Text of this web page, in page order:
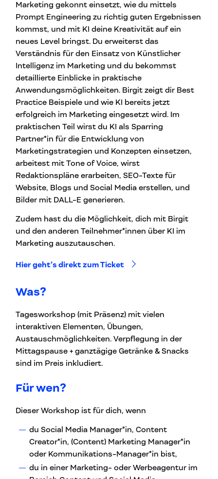
Marketing gekonnt einsetzt, wie du mittels
Prompt Engineering zu richtig guten Ergebnissen
kommst, und mit KI deine Kreativität auf ein
neues Level bringst. Du erweiterst das
Verständnis für den Einsatz von Künstlicher
Intelligenz im Marketing und du bekommst
detaillierte Einblicke in praktische
Anwendungsmöglichkeiten. Birgit zeigt dir Best
Practice Beispiele und wie KI bereits jetzt
erfolgreich im Marketing eingesetzt wird. Im
praktischen Teil wirst du KI als Sparring
Partner*in für die Entwicklung von
Marketingstrategien und Konzepten einsetzen,
arbeitest mit Tone of Voice, wirst
Redaktionspläne erarbeiten, SEO-Texte für
Website, Blogs und Social Media erstellen, und
Bilder mit DALL-E generieren.
Zudem hast du die Möglichkeit, dich mit Birgit
und den anderen Teilnehmer*innen über KI im
Marketing auszutauschen.
Hier geht’s direkt zum Ticket
Was?
Tagesworkshop (mit Präsenz) mit vielen
interaktiven Elementen, Übungen,
Austauschmöglichkeiten. Verpflegung in der
Mittagspause + ganztägige Getränke & Snacks
sind im Preis inkludiert.
Für wen?
Dieser Workshop ist für dich, wenn
du Social Media Manager*in, Content
Creator*in, (Content) Marketing Manager*in
oder Kommunikations-Manager*in bist,
du in einer Marketing- oder Werbeagentur im